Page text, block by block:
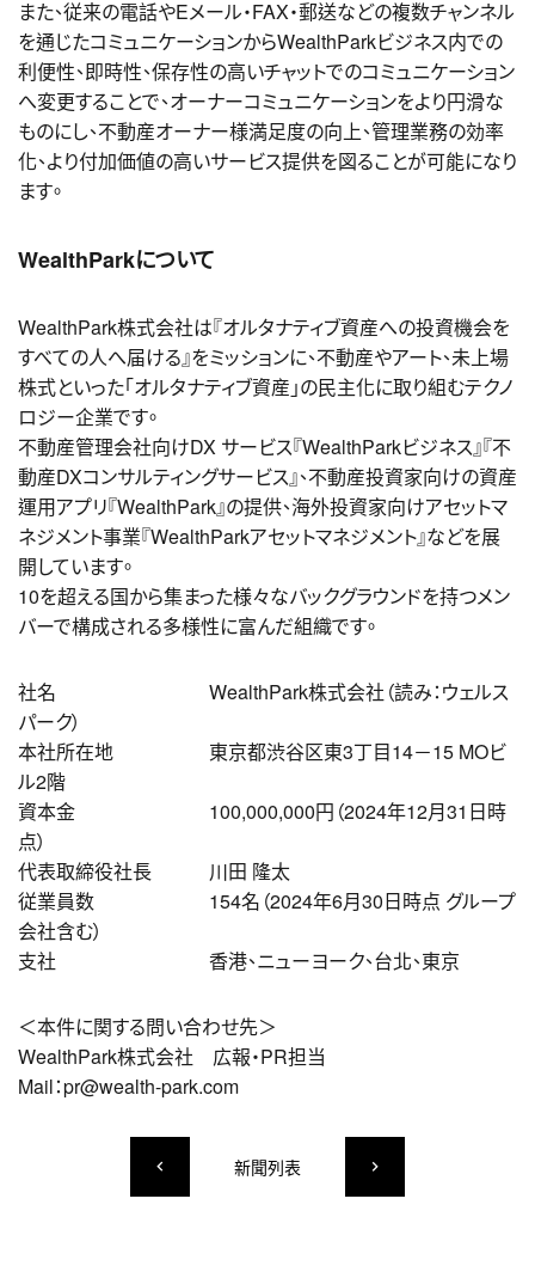
また、従来の電話やEメール・FAX・郵送などの複数チャンネル
を通じたコミュニケーションからWealthParkビジネス内での
利便性、即時性、保存性の高いチャットでのコミュニケーション
へ変更することで、オーナーコミュニケーションをより円滑な
ものにし、不動産オーナー様満足度の向上、管理業務の効率
化、より付加価値の高いサービス提供を図ることが可能になり
ます。
WealthParkについて
WealthPark株式会社は『オルタナティブ資産への投資機会を
すべての人へ届ける』をミッションに、不動産やアート、未上場
株式といった「オルタナティブ資産」の民主化に取り組むテクノ
ロジー企業です。
不動産管理会社向けDX サービス『WealthParkビジネス』『不
動産DXコンサルティングサービス』、不動産投資家向けの資産
運用アプリ『WealthPark』の提供、海外投資家向けアセットマ
ネジメント事業『WealthParkアセットマネジメント』などを展
開しています。
10を超える国から集まった様々なバックグラウンドを持つメン
バーで構成される多様性に富んだ組織です。
社名
WealthPark株式会社（読み：ウェルス
パーク）
本社所在地
東京都渋谷区東3丁目14－15 MOビ
ル2階
資本金
100,000,000円（2024年12月31日時
点）
代表取締役社長
川田 隆太
従業員数
154名（2024年6月30日時点 グループ
会社含む）
支社
香港、ニューヨーク、台北、東京
＜本件に関する問い合わせ先＞
WealthPark株式会社 広報・PR担当
Mail：pr@wealth-park.com
keyboard_arrow_left 新聞列表 keyboard_arrow_right